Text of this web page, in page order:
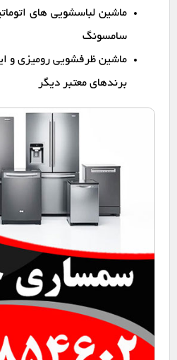
ماشین لباسشویی های
سامسونگ
ماشین ظرفشویی رومیزی و
برندهای معتبر دیگر